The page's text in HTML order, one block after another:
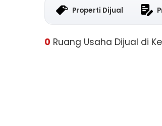
Properti Dijual
0 Ruang Usaha Dijual di